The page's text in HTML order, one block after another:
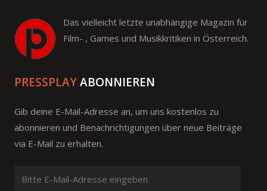
Das vielleicht letzte unabhängige Magazin für
Film- , Games und Musikkritiken in Österreich.
PRESSPLAYABONNIEREN
Gib deine E-Mail-Adresse an, um uns kostenlos zu
abonnieren und Benachrichtigungen über neue Beiträge
via E-Mail zu erhalten.